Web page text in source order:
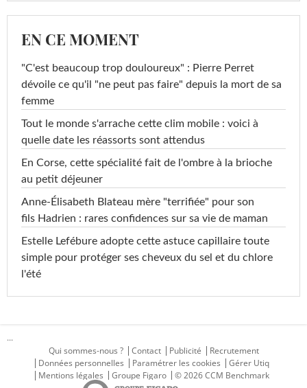
EN CE MOMENT
"C'est beaucoup trop douloureux" : Pierre Perret
dévoile ce qu'il "ne peut pas faire" depuis la mort de sa
femme
Tout le monde s'arrache cette clim mobile : voici à
quelle date les réassorts sont attendus
En Corse, cette spécialité fait de l'ombre à la brioche
au petit déjeuner
Anne-Élisabeth Blateau mère "terrifiée" pour son
fils Hadrien : rares confidences sur sa vie de maman
Estelle Lefébure adopte cette astuce capillaire toute
simple pour protéger ses cheveux du sel et du chlore
l'été
...
Qui sommes-nous ?
Contact Publicité
Recrutement
Données personnelles
Paramétrer les cookies
Gérer Utiq
Mentions légales
Groupe Figaro © 2026 CCM Benchmark